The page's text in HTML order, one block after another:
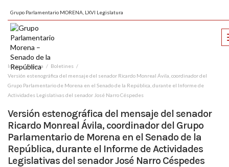
Grupo Parlamentario MORENA, LXVI Legislatura
Inicio Prensa
Boletines
Versión estenográfica del mensaje del senador Ricardo Monreal Ávila, coordinador del
Grupo Parlamentario de Morena en el Senado de la República, durante el Informe de
Actividades Legislativas del senador José Narro Céspedes
Versión estenográfica del mensaje del senador
Ricardo Monreal Ávila, coordinador del Grupo
Parlamentario de Morena en el Senado de la
República, durante el Informe de Actividades
Legislativas del senador José Narro Céspedes